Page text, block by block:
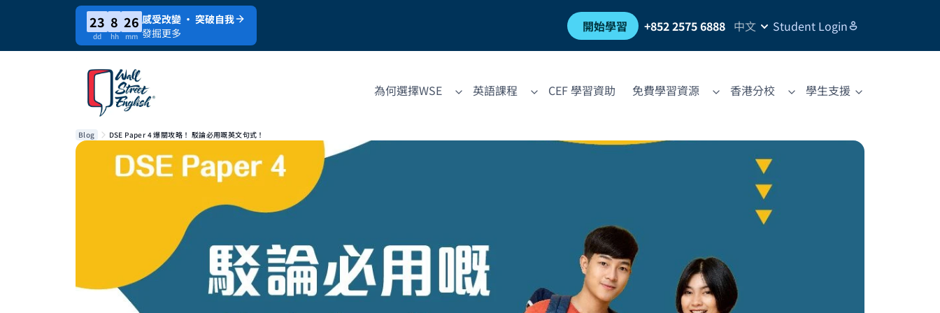
23
dd
8
hh
26
mm
感受改變 · 突破自我
發掘更多
開始學習 +852 2575 6888 中文 Student Login
為何選擇WSE 英語課程 CEF 學習資助 免費學習資源 香港分校 學生支援
Blog DSE Paper 4 爆關攻略！ 駁論必用嘅英文句式！